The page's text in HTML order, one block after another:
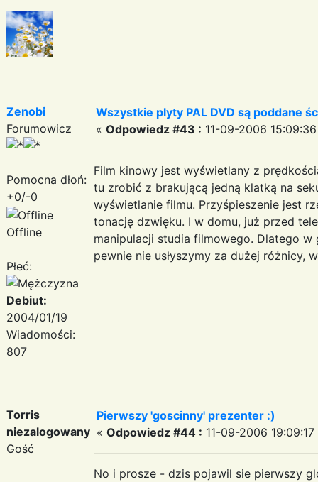
Zenobi
Forumowicz
Pomocna dłoń:
+0/-0
Offline
Płeć:
Debiut:
2004/01/19
Wiadomości:
807
Wszystkie plyty PAL DVD są poddane
« Odpowiedz #43 : 11-09-2006
Film kinowy jest wyświetlany z
tu zrobić z brakującą jedną klatką na
wyświetlanie filmu. Przyśpieszenie jest
tonację dzwięku. I w domu, już przed
manipulacji studia filmowego. Dlatego w
pewnie nie usłyszymy za dużej różnicy,
Torris
niezalogowany
Gość
Pierwszy 'goscinny' prezenter :)
« Odpowiedz #44 : 11-09-2006 19:09:17
No i prosze - dzis pojawil sie pierwszy